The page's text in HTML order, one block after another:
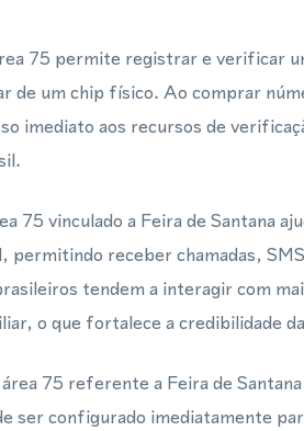
75 permite registrar e verificar
de um chip físico. Ao comprar
imediato aos recursos de
75 vinculado a Feira de Santana
receber chamadas,
tendem a interagir com
o que fortalece a credibilidade
75 referente a Feira de
ser configurado imediatamente